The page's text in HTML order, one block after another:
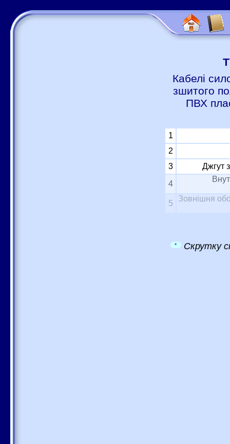
Кабелі
зшитого
ПВХ
1
2
3
Джгут
4
5
Зовнішня
* Скрутку